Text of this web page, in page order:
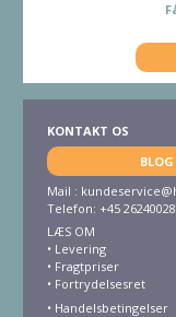
KONTAKT OS
BLOG
Mail :
Telefon: +45
LÆS OM
• Levering
• Fragtpriser
• Fortrydelsesret
• Handelsbetingelser